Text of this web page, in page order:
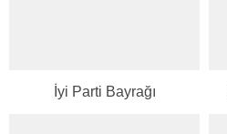
İyi Parti Bayrağı